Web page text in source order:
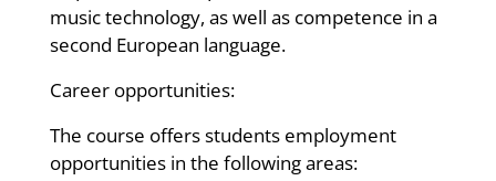
music technology, as well as competence in a
second European language.
Career opportunities:
The course offers students employment
opportunities in the following areas: